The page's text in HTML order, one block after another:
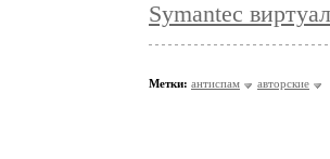
Symantec
Метки: антиспам авторские